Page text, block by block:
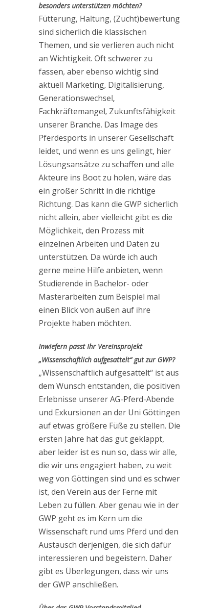
besonders unterstützen möchten?
Fütterung, Haltung, (Zucht)bewertung
sind sicherlich die klassischen
Themen, und sie verlieren auch nicht
an Wichtigkeit. Oft schwerer zu
fassen, aber ebenso wichtig sind
aktuell Marketing, Digitalisierung,
Generationswechsel,
Fachkräftemangel, Zukunftsfähigkeit
unserer Branche. Das Image des
Pferdesports in unserer Gesellschaft
leidet, und wenn es uns gelingt, hier
Lösungsansätze zu schaffen und alle
Akteure ins Boot zu holen, wäre das
ein großer Schritt in die richtige
Richtung. Das kann die GWP sicherlich
nicht allein, aber vielleicht gibt es die
Möglichkeit, den Prozess mit
einzelnen Arbeiten und Daten zu
unterstützen. Da würde ich auch
gerne meine Hilfe anbieten, wenn
Studierende in Bachelor- oder
Masterarbeiten zum Beispiel mal
einen Blick von außen auf ihre
Projekte haben möchten.
Inwiefern passt Ihr Vereinsprojekt
„Wissenschaftlich aufgesattelt“ gut zur GWP?
„Wissenschaftlich aufgesattelt“ ist aus
dem Wunsch entstanden, die positiven
Erlebnisse unserer AG-Pferd-Abende
und Exkursionen an der Uni Göttingen
auf etwas größere Füße zu stellen. Die
ersten Jahre hat das gut geklappt,
aber leider ist es nun so, dass wir alle,
die wir uns engagiert haben, zu weit
weg von Göttingen sind und es schwer
ist, den Verein aus der Ferne mit
Leben zu füllen. Aber genau wie in der
GWP geht es im Kern um die
Wissenschaft rund ums Pferd und den
Austausch derjenigen, die sich dafür
interessieren und begeistern. Daher
gibt es Überlegungen, dass wir uns
der GWP anschließen.